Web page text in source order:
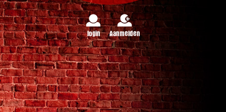
login Aanmelden